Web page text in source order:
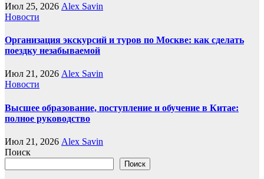
Июл 25, 2026 Alex Savin
Новости
Организация экскурсий и туров по Москве: как сделать
поездку незабываемой
Июл 21, 2026 Alex Savin
Новости
Высшее образование, поступление и обучение в Китае:
полное руководство
Июл 21, 2026 Alex Savin
Поиск
Поиск